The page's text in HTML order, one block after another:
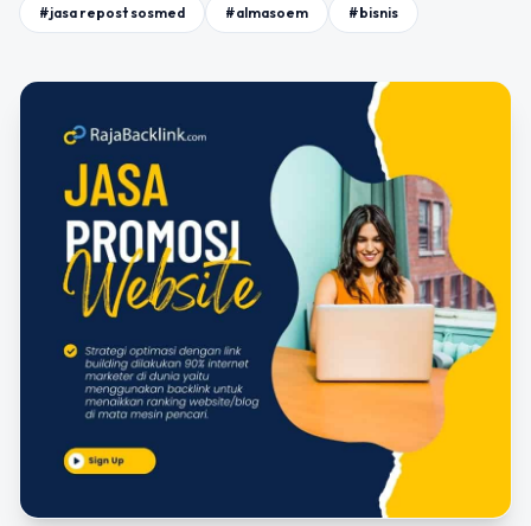
#jasa repost sosmed #almasoem #bisnis